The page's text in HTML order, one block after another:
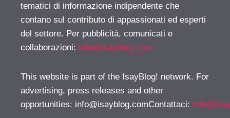
tematici di informazione indipendente che
contano sul contributo di appassionati ed esperti
del settore. Per pubblicità, comunicati e
collaborazioni: info@isayblog.com
This website is part of the IsayBlog! network. For
advertising, press releases and other
opportunities: info@isayblog.comContattaci: